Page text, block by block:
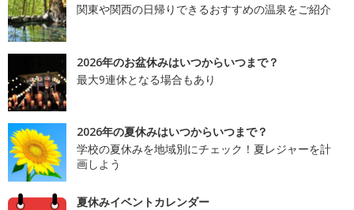
関東や関西の日帰りできるおすすめの温泉をご紹介
2026年のお盆休みはいつからいつまで？
最大9連休となる場合もあり
2026年の夏休みはいつからいつまで？
学校の夏休みを地域別にチェック！夏レジャーを計
画しよう
夏休みイベントカレンダー